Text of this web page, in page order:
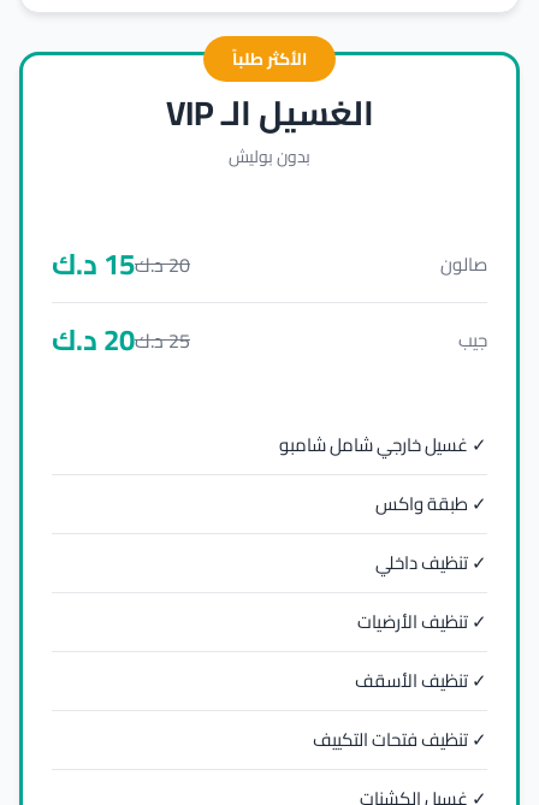
الأكثر طلباً
الغسيل الـ VIP
بدون بوليش
صالون 20د.ك15د.ك
جيب 25د.ك20د.ك
✓ غسيل خارجي شامل شامبو
✓ طبقة واكس
✓ تنظيف داخلي
✓ تنظيف الأرضيات
✓ تنظيف الأسقف
✓ تنظيف فتحات التكييف